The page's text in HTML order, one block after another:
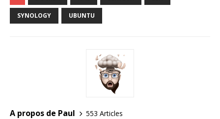
SYNOLOGY UBUNTU
A propos de Paul
553 Articles